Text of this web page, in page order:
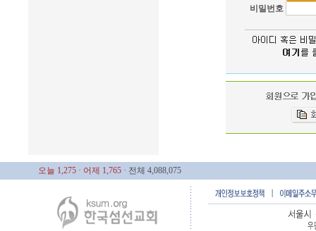
비밀번호
오늘 1,275 · 어제 1,765 · 전체 4,088,075